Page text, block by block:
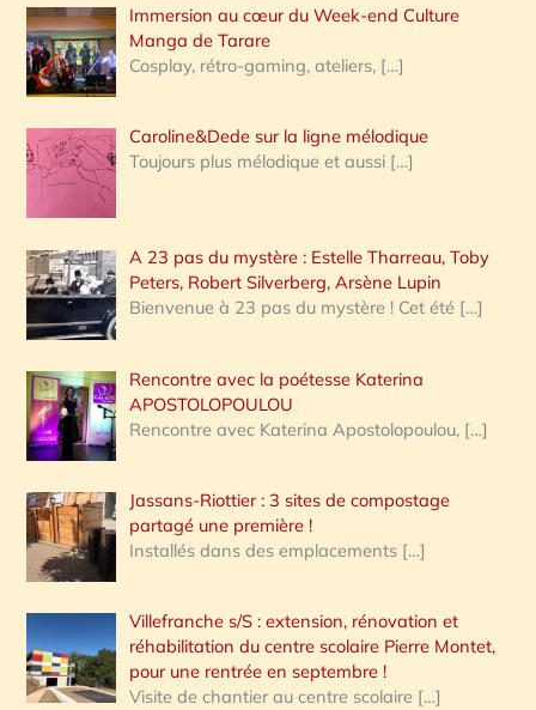
:
Immersion au cœur du Week-end Culture
Manga de Tarare
Cosplay, rétro-gaming, ateliers, […]
Caroline&Dede sur la ligne mélodique
Toujours plus mélodique et aussi […]
A 23 pas du mystère : Estelle Tharreau, Toby
Peters, Robert Silverberg, Arsène Lupin
Bienvenue à 23 pas du mystère ! Cet été […]
Rencontre avec la poétesse Katerina
APOSTOLOPOULOU
Rencontre avec Katerina Apostolopoulou, […]
Jassans-Riottier : 3 sites de compostage
partagé une première !
Installés dans des emplacements […]
Villefranche s/S : extension, rénovation et
réhabilitation du centre scolaire Pierre Montet,
pour une rentrée en septembre !
Visite de chantier au centre scolaire […]